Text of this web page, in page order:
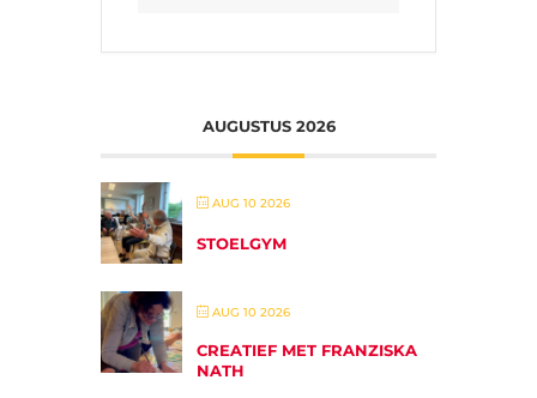
AUGUSTUS 2026
AUG 10 2026
STOELGYM
AUG 10 2026
CREATIEF MET FRANZISKA
NATH